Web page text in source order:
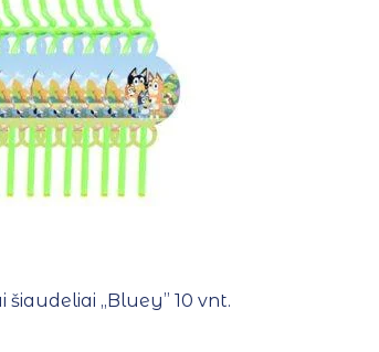
šiaudeliai ,,Bluey” 10 vnt.